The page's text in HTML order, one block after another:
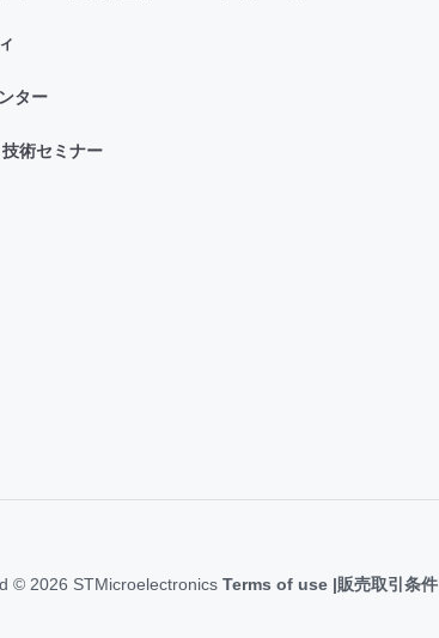
ター
術セミナー
© 2026 STMicroelectronics Terms of use 販売取引条件